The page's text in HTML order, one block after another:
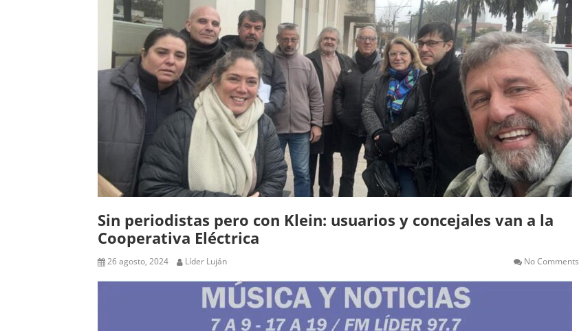
Sin periodistas pero con Klein: usuarios y concejales van a la
Cooperativa Eléctrica
26 agosto, 2024 Líder Luján No Comments